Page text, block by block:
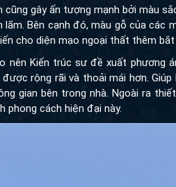
gây ấn tượng mạnh bởi màu
lãm. Bên cạnh đó, màu gỗ của
cho diện mạo ngoại thất thêm
nên Kiến trúc sư đề xuất
rộng rãi và thoải mái hơn.
gian bên trong nhà. Ngoài ra
phong cách hiện đại này.